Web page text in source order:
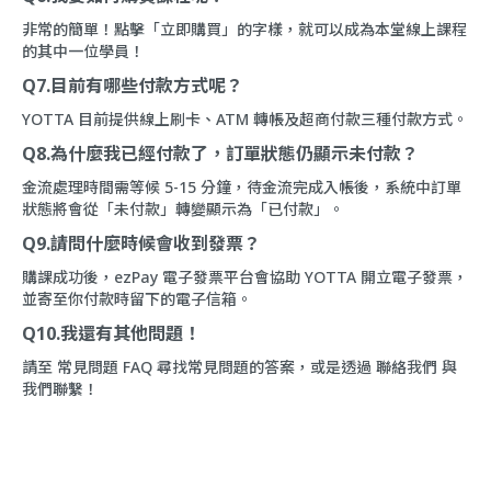
非常的簡單！點擊「立即購買」的字樣，就可以成為本堂線上課程
的其中一位學員！
Q7.目前有哪些付款方式呢？
YOTTA 目前提供線上刷卡、ATM 轉帳及超商付款三種付款方式。
Q8.為什麼我已經付款了，訂單狀態仍顯示未付款？
金流處理時間需等候 5-15 分鐘，待金流完成入帳後，系統中訂單
狀態將會從「未付款」轉變顯示為「已付款」。
Q9.請問什麼時候會收到發票？
購課成功後，ezPay 電子發票平台會協助 YOTTA 開立電子發票，
並寄至你付款時留下的電子信箱。
Q10.我還有其他問題！
請至 常見問題 FAQ 尋找常見問題的答案，或是透過 聯絡我們 與
我們聯繫！